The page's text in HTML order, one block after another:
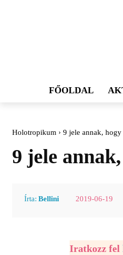
FŐOLDAL
Holotropikum 9 jele annak,
9 jele
Írta: Bellini 2019-06-19
Iratkozz fel